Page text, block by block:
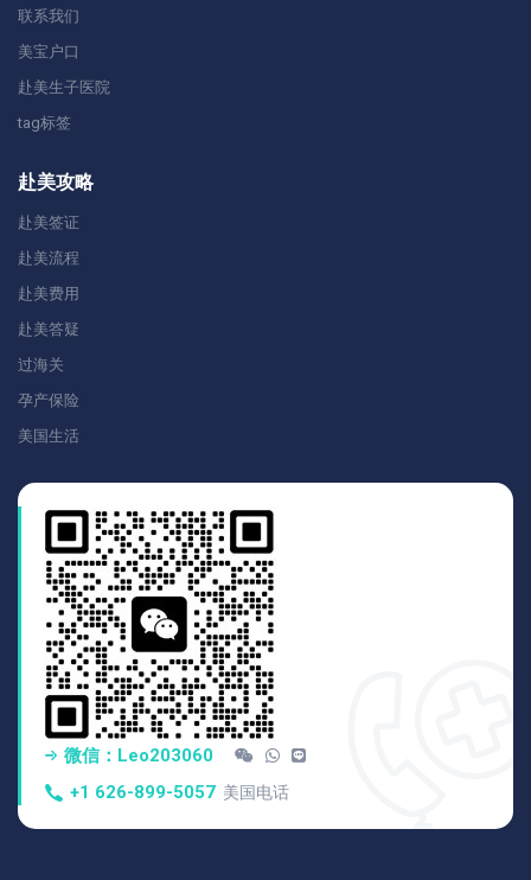
联系我们
美宝户口
赴美生子医院
tag标签
赴美攻略
赴美签证
赴美流程
赴美费用
赴美答疑
过海关
孕产保险
美国生活
微信：Leo203060
+1 626-899-5057 美国电话